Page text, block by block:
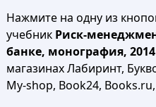
Нажмите на одну из
учебник Риск-
банке, монография, 2014
магазинах Лабиринт,
My-shop, Book24,